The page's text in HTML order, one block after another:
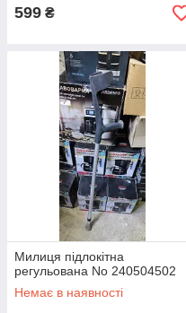
599 ₴
Милиця підлокітна
регульована No 240504502
Немає в наявності